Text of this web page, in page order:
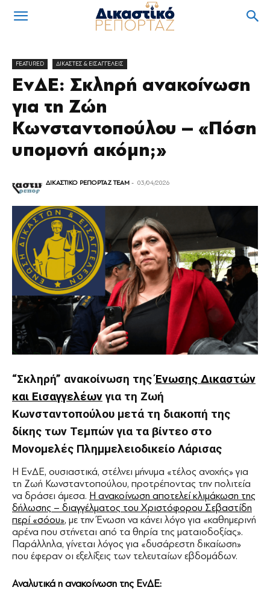
FEATURED ΔΙΚΑΣΤΕΣ & ΕΙΣΑΓΓΕΛΕΙΣ
ΕνΔΕ: Σκληρή ανακοίνωση
για τη Ζώη
Κωνσταντοπούλου – «Πόση
υπομονή ακόμη;»
ΔΙΚΑΣΤΙΚΟ ΡΕΠΟΡΤΑΖ TEAM - 03/04/2026
“Σκληρή” ανακοίνωση τηςΈνωσης Δικαστών
και Εισαγγελέωνγια τη Ζωή
Κωνσταντοπούλου μετά τη διακοπή της
δίκης των Τεμπών για τα βίντεο στο
Μονομελές Πλημμελειοδικείο Λάρισας
Η ΕνΔΕ, ουσιαστικά, στέλνει μήνυμα «τέλος ανοχής» για
τη Ζωή Κωνσταντοπούλου, προτρέποντας την πολιτεία
να δράσει άμεσα. Η ανακοίνωση αποτελεί κλιμάκωση της
δήλωσης – διαγγέλματος του Χριστόφορου Σεβαστίδη
περί «σόου», με την Ένωση να κάνει λόγο για «καθημερινή
αρένα που στήνεται από τα θηρία της ματαιοδοξίας».
Παράλληλα, γίνεται λόγος για «δυσάρεστη δικαίωση»
που έφεραν οι εξελίξεις των τελευταίων εβδομάδων.
Αναλυτικά η ανακοίνωση της ΕνΔΕ: